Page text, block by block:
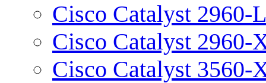
Cisco Catalyst 2960-L
Cisco Catalyst 2960-
Cisco Catalyst 3560-